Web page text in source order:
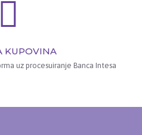
KUPOVINA
uz procesuiranje Banca Intesa